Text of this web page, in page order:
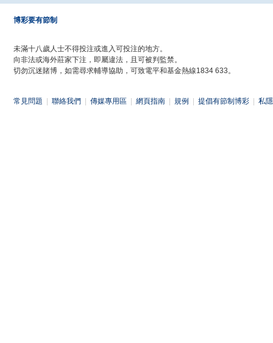
博彩要有節制
未滿十八歲人士不得投注或進入可投注的地方。
向非法或海外莊家下注，即屬違法，且可被判監禁。
切勿沉迷賭博，如需尋求輔導協助，可致電平和基金熱線1834 633。
常見問題 聯絡我們 傳媒專用區 網頁指南 規例 提倡有節制博彩 私